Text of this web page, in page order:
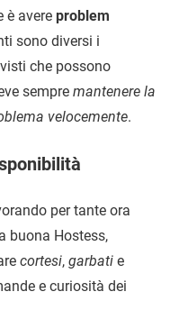
è avere problem
sono diversi i
che possono
sempre mantenere la
velocemente.
per tante ora
buona Hostess,
cortesi, garbati e
e curiosità dei